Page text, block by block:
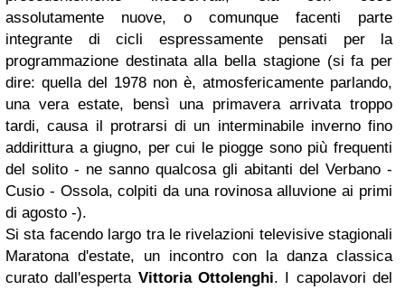
assolutamente nuove, o comunque facenti parte
integrante di cicli espressamente pensati per la
programmazione destinata alla bella stagione (si fa per
dire: quella del 1978 non è, atmosfericamente parlando,
una vera estate, bensì una primavera arrivata troppo
tardi, causa il protrarsi di un interminabile inverno fino
addirittura a giugno, per cui le piogge sono più frequenti
del solito - ne sanno qualcosa gli abitanti del Verbano -
Cusio - Ossola, colpiti da una rovinosa alluvione ai primi
di agosto -).
Si sta facendo largo tra le rivelazioni televisive stagionali
Maratona d'estate, un incontro con la danza classica
curato dall'esperta Vittoria Ottolenghi. I capolavori del